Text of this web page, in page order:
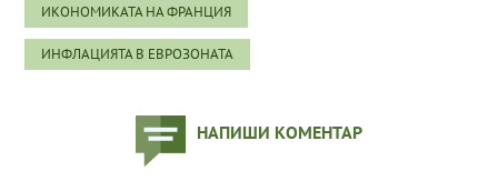
ИКОНОМИКАТА НА ФРАНЦИЯ
ИНФЛАЦИЯТА В ЕВРОЗОНАТА
НАПИШИ КОМЕНТАР